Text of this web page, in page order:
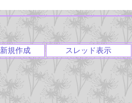
新規作成 スレッド表示